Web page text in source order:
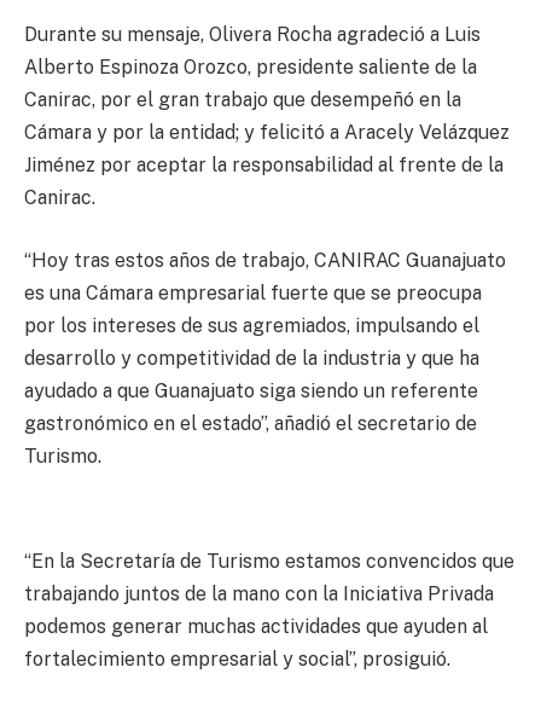
Durante su mensaje, Olivera Rocha agradeció a Luis
Alberto Espinoza Orozco, presidente saliente de la
Canirac, por el gran trabajo que desempeñó en la
Cámara y por la entidad; y felicitó a Aracely Velázquez
Jiménez por aceptar la responsabilidad al frente de la
Canirac.
“Hoy tras estos años de trabajo, CANIRAC Guanajuato
es una Cámara empresarial fuerte que se preocupa
por los intereses de sus agremiados, impulsando el
desarrollo y competitividad de la industria y que ha
ayudado a que Guanajuato siga siendo un referente
gastronómico en el estado”, añadió el secretario de
Turismo.
“En la Secretaría de Turismo estamos convencidos que
trabajando juntos de la mano con la Iniciativa Privada
podemos generar muchas actividades que ayuden al
fortalecimiento empresarial y social”, prosiguió.